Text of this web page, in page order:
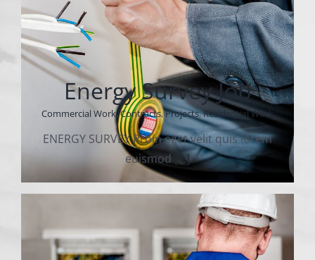
Energy Survey Job
Commercial Work,Contracts,Projects,Residential Work
ENERGY SURVEY Proin eget velit quis lorem
euismod
[...]